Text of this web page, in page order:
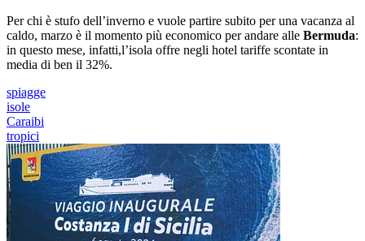
Per chi è stufo dell’inverno e vuole partire subito per una vacanza al
caldo, marzo è il momento più economico per andare alle Bermuda:
in questo mese, infatti,l’isola offre negli hotel tariffe scontate in
media di ben il 32%.
spiagge
isole
Caraibi
tropici